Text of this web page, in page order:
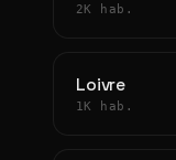
2K hab.
Loivre
1K hab.